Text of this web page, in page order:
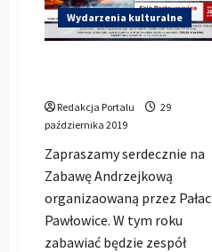
Wydarzenia kulturalne
Redakcja Portalu
29
października 2019
Zapraszamy serdecznie na
Zabawę Andrzejkową
organizaowaną przez Pałac
Pawłowice. W tym roku
zabawiać będzie zespół